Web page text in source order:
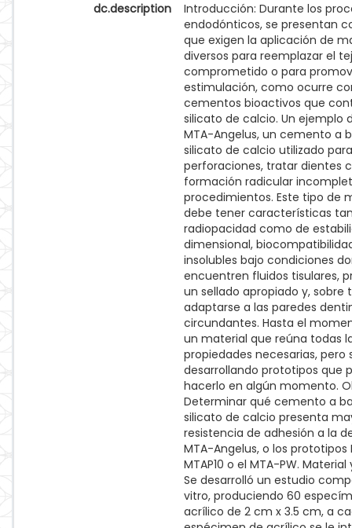
dc.description
Introducción: Durante los
endodónticos, se presentan
que exigen la aplicación de
diversos para reemplazar el
comprometido o para
estimulación, como ocurre
cementos bioactivos que
silicato de calcio. Un ejemplo
MTA-Angelus, un cemento a
silicato de calcio utilizado
perforaciones, tratar dientes
formación radicular
procedimientos. Este tipo de
debe tener características
radiopacidad como de
dimensional,
insolubles bajo condiciones
encuentren fluidos tisulares,
un sellado apropiado y, sobre
adaptarse a las paredes
circundantes. Hasta el
un material que reúna todas
propiedades necesarias, pero
desarrollando prototipos que
hacerlo en algún momento.
Determinar qué cemento a
silicato de calcio presenta
resistencia de adhesión a la
MTA-Angelus, o los prototipos
MTAP10 o el MTA-PW.
Se desarrolló un estudio
vitro, produciendo 60
acrílico de 2 cm x 3.5 cm, a